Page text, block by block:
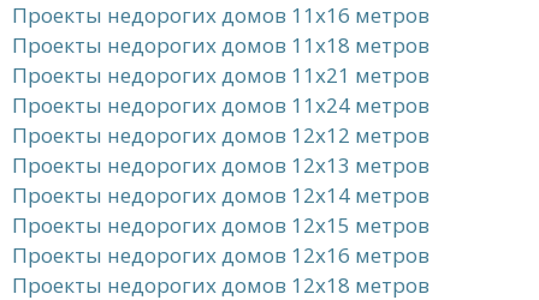
Проекты недорогих домов 11x16 метров
Проекты недорогих домов 11x18 метров
Проекты недорогих домов 11x21 метров
Проекты недорогих домов 11x24 метров
Проекты недорогих домов 12x12 метров
Проекты недорогих домов 12x13 метров
Проекты недорогих домов 12x14 метров
Проекты недорогих домов 12x15 метров
Проекты недорогих домов 12x16 метров
Проекты недорогих домов 12x18 метров